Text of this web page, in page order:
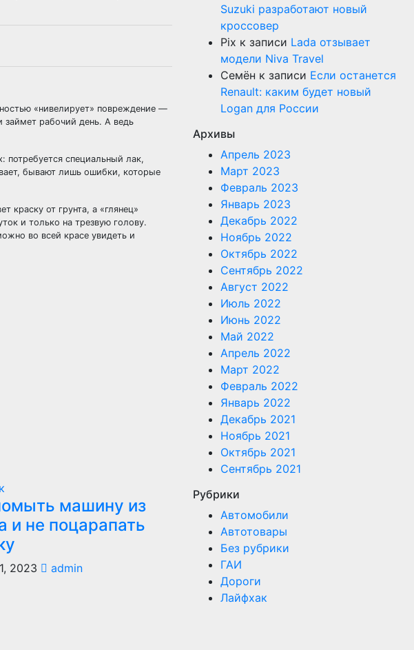
«нивелирует» повреждение —
займет рабочий день. А ведь
специальный лак,
бывают лишь ошибки, которые
краску от грунта, а «глянец»
и только на трезвую голову.
во всей красе увидеть и
машину из
и не поцарапать
2023 admin
Suzuki разработают новый
кроссовер
Pix к записи Lada отзывает
модели Niva Travel
Семён к записи Если останется
Renault: каким будет новый
Logan для России
Архивы
Апрель 2023
Март 2023
Февраль 2023
Январь 2023
Декабрь 2022
Ноябрь 2022
Октябрь 2022
Сентябрь 2022
Август 2022
Июль 2022
Июнь 2022
Май 2022
Апрель 2022
Март 2022
Февраль 2022
Январь 2022
Декабрь 2021
Ноябрь 2021
Октябрь 2021
Сентябрь 2021
Рубрики
Автомобили
Автотовары
Без рубрики
ГАИ
Дороги
Лайфхак